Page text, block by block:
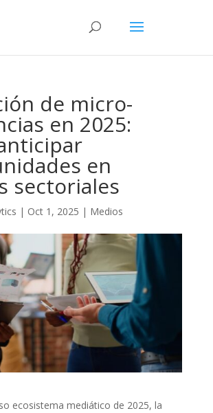
de micro-
en 2025:
en
sectoriales
| Oct 1, 2025 | Medios
ecosistema mediático de 2025, la